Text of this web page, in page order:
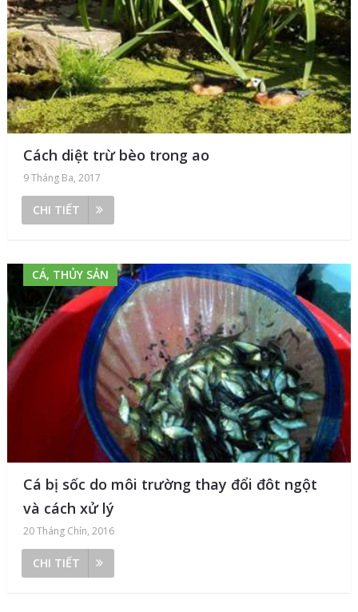
Cách diệt trừ bèo trong ao
9 Tháng Ba, 2017
CHI TIẾT
CÁ, THỦY SẢN
Cá bị sốc do môi trường thay đổi đôt ngột
và cách xử lý
20 Tháng Chín, 2016
CHI TIẾT